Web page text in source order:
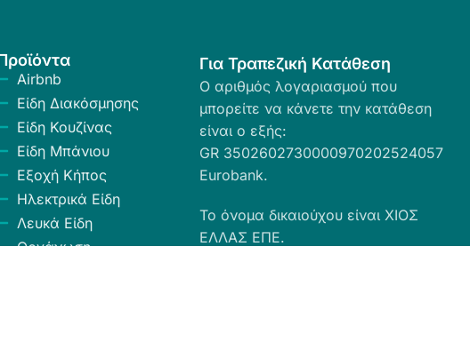
Airbnb
Είδη Διακόσμησης
Είδη Κουζίνας
Είδη Μπάνιου
Εξοχή Κήπος
Ηλεκτρικά Είδη
Λευκά Είδη
Οργάνωση
Για Τραπεζική Κατάθεση
Ο αριθμός λογαριασμού που
μπορείτε να κάνετε την κατάθεση
είναι ο εξής:
GR 3502602730000970202524057
Eurobank.
Το όνομα δικαιούχου είναι ΧΙΟΣ
ΕΛΛΑΣ ΕΠΕ.